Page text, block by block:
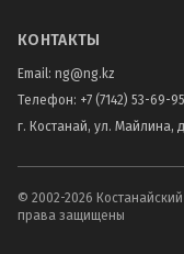
КОНТАКТЫ
Email: ng@ng.kz
Телефон: +7 (7142) 53-69-95
г. Костанай, ул. Майлина,
© 2002-2026
права защищены